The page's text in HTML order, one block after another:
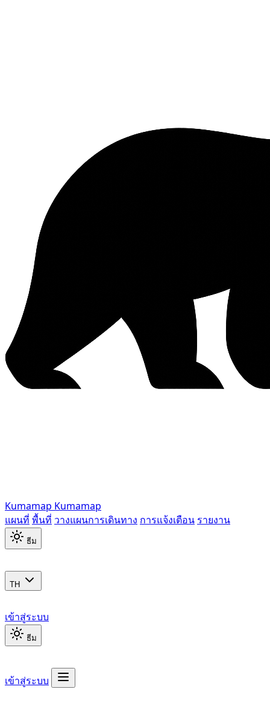
Kumamap Kumamap
แผนที่ พื้นที่ วางแผนการเดินทาง การแจ้งเตือน รายงาน
ธีม
TH
เข้าสู่ระบบ
ธีม
เข้าสู่ระบบ